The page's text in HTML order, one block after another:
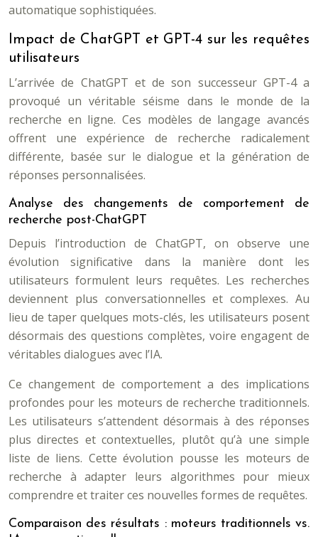
automatique sophistiquées.
Impact de ChatGPT et GPT-4 sur les requêtes
utilisateurs
L’arrivée de ChatGPT et de son successeur GPT-4 a
provoqué un véritable séisme dans le monde de la
recherche en ligne. Ces modèles de langage avancés
offrent une expérience de recherche radicalement
différente, basée sur le dialogue et la génération de
réponses personnalisées.
Analyse des changements de comportement de
recherche post-ChatGPT
Depuis l’introduction de ChatGPT, on observe une
évolution significative dans la manière dont les
utilisateurs formulent leurs requêtes. Les recherches
deviennent plus conversationnelles et complexes. Au
lieu de taper quelques mots-clés, les utilisateurs posent
désormais des questions complètes, voire engagent de
véritables dialogues avec l’IA.
Ce changement de comportement a des implications
profondes pour les moteurs de recherche traditionnels.
Les utilisateurs s’attendent désormais à des réponses
plus directes et contextuelles, plutôt qu’à une simple
liste de liens. Cette évolution pousse les moteurs de
recherche à adapter leurs algorithmes pour mieux
comprendre et traiter ces nouvelles formes de requêtes.
Comparaison des résultats : moteurs traditionnels vs.